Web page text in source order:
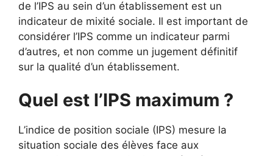
de l’IPS au sein d’un établissement est un
indicateur de mixité sociale. Il est important de
considérer l’IPS comme un indicateur parmi
d’autres, et non comme un jugement définitif
sur la qualité d’un établissement.
Quel est l’IPS maximum ?
L’indice de position sociale (IPS) mesure la
situation sociale des élèves face aux